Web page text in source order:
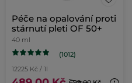
Péče na opalování proti
stárnutí pleti OF 50+
40 ml
(1012)
12225 Kč / 1l